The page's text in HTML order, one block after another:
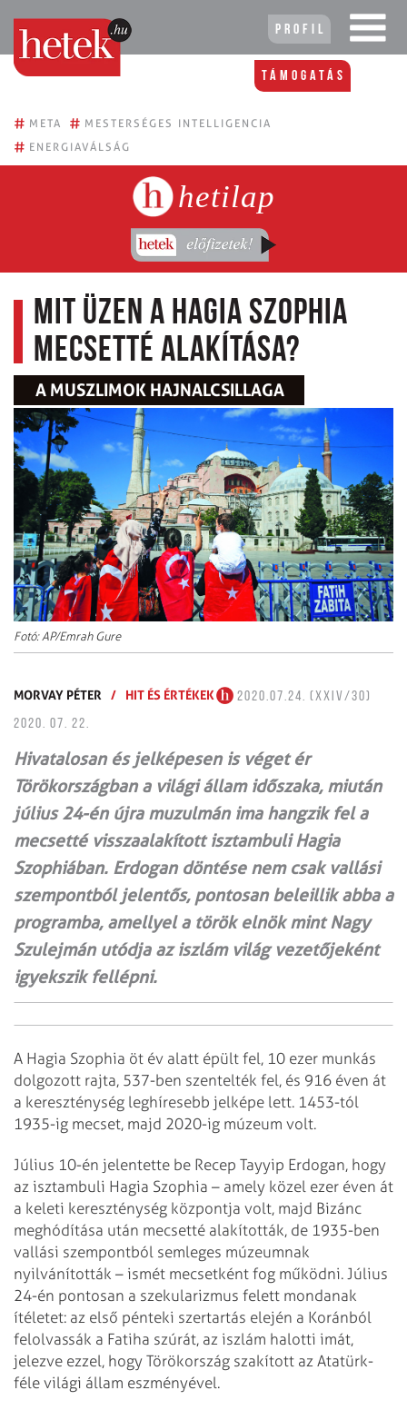
Profil
Támogatás
# META # MESTERSÉGES INTELLIGENCIA
# ENERGIAVÁLSÁG
hetilap
Mit üzen a Hagia Szophia
mecsetté alakítása?
A MUSZLIMOK HAJNALCSILLAGA
Fotó: AP/Emrah Gure
MORVAY PÉTER / HIT ÉS ÉRTÉKEK
2020.07.24. (XXIV/30)
2020. 07. 22.
Hivatalosan és jelképesen is véget ér
Törökországban a világi állam időszaka, miután
július 24-én újra muzulmán ima hangzik fel a
mecsetté visszaalakított isztambuli Hagia
Szophiában. Erdogan döntése nem csak vallási
szempontból jelentős, pontosan beleillik abba a
programba, amellyel a török elnök mint Nagy
Szulejmán utódja az iszlám világ vezetőjeként
igyekszik fellépni.
A Hagia Szophia öt év alatt épült fel, 10 ezer munkás
dolgozott rajta, 537-ben szentelték fel, és 916 éven át
a kereszténység leghíresebb jelképe lett. 1453-tól
1935-ig mecset, majd 2020-ig múzeum volt.
Július 10-én jelentette be Recep Tayyip Erdogan, hogy
az isztambuli Hagia Szophia – amely közel ezer éven át
a keleti kereszténység központja volt, majd Bizánc
meghódítása után mecsetté alakították, de 1935-ben
vallási szempontból semleges múzeumnak
nyilvánították – ismét mecsetként fog működni. Július
24-én pontosan a szekularizmus felett mondanak
ítéletet: az első pénteki szertartás elején a Koránból
felolvassák a Fatiha szúrát, az iszlám halotti imát,
jelezve ezzel, hogy Törökország szakított az Atatürk-
féle világi állam eszményével.